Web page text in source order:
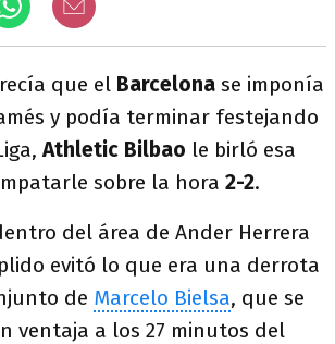
que el Barcelona se imponía
y podía terminar festejando
Athletic Bilbao le birló esa
sobre la hora 2-2.
del área de Ander Herrera
evitó lo que era una derrota
de Marcelo Bielsa, que se
ventaja a los 27 minutos del